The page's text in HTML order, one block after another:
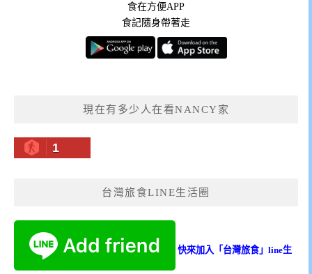
食在方便APP
食記隨身帶著走
現在有多少人在看NANCY家
1
台灣旅食LINE生活圈
快來加入「台灣旅食」line生